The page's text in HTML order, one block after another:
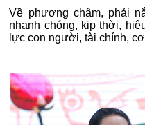
Về phương châm, phải
nhanh chóng, kịp thời,
lực con người, tài chính,